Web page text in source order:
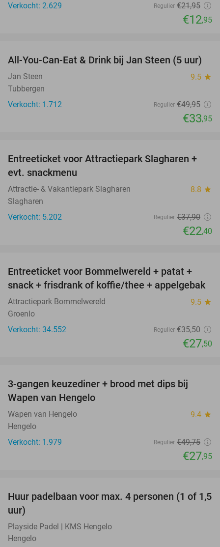
Verkocht: 2.629 Regulier €21,95
€12,95
32%
All-You-Can-Eat & Drink bij Jan Steen (5 uur)
Jan Steen 9.5 star
Tubbergen
Verkocht: 1.712
Regulier €49,95
€33,95
41%
Entreeticket voor Attractiepark Slagharen +
evt. snackmenu
Attractie- & Vakantiepark Slagharen 8.8 star
Slagharen
Verkocht: 5.202
Regulier €37,90
€22,40
23%
Entreeticket voor Bommelwereld + patat +
snack + frisdrank of koffie/thee + appelgebak
Attractiepark Bommelwereld 9.5 star
Groenlo
Verkocht: 34.552
Regulier €35,50
€27,50
3-gangen keuzediner + brood met dips bij
Wapen van Hengelo
Wapen van Hengelo 9.4 star
Hengelo
Verkocht: 1.979
Regulier €49,75
€27,95
48%
Huur padelbaan voor max. 4 personen (1 of 1,5
uur)
Playside Padel | KMS Hengelo
Hengelo